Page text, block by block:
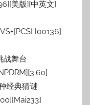
美版][中英文]
战舞台
经典猜谜